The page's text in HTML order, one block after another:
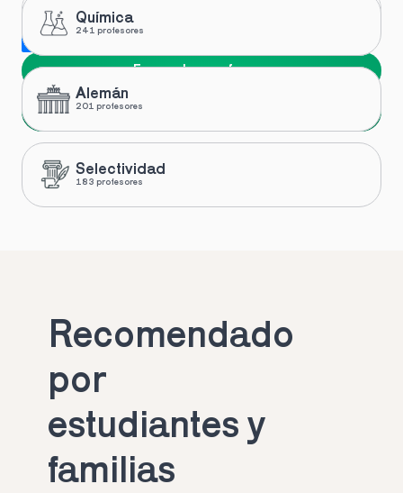
Encuentra profesor
Química
241 profesores
Alemán
201 profesores
Selectividad
183 profesores
Recomendado
por
estudiantes y
familias